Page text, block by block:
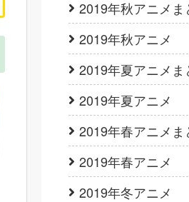
2019年秋アニメま
2019年秋アニメ
2019年夏アニメま
2019年夏アニメ
2019年春アニメま
2019年春アニメ
2019年冬アニメ